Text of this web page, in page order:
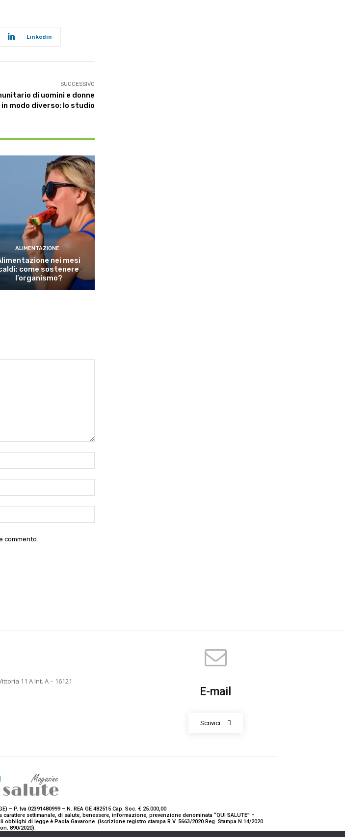
Linkedin
SUCCESSIVO
di uomini e donne
modo diverso: lo studio
ALIMENTAZIONE
nei mesi
come sostenere
l’organismo?
commento.
11 A Int. A – 16121
E-mail
Scrivici
– P. Iva 02391480999 – N. REA GE 482515 Cap. Soc. € 25.000,00
settimanale, di salute, benessere, informazione, prevenzione denominata “QUI SALUTE” –
di legge è Paola Gavarone. (Iscrizione registro stampa R.V. 5663/2020 Reg. Stampa N.14/2020
890/2020).